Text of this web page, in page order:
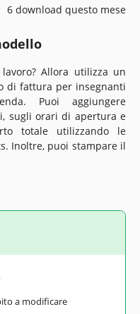
6 download questo mese
Allora utilizza un
di fattura per insegnanti
Puoi aggiungere
sugli orari di apertura e
totale utilizzando le
Inoltre, puoi stampare il
a modificare